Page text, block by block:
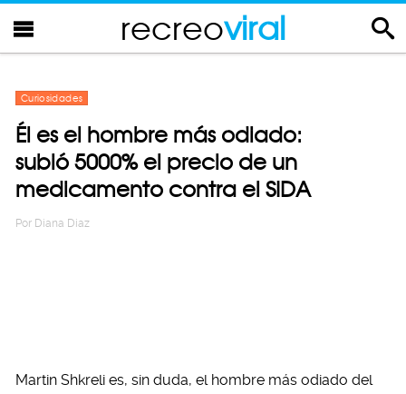
recreoviral
Curiosidades
Él es el hombre más odiado:
subió 5000% el precio de un
medicamento contra el SIDA
Por Diana Diaz
Martin Shkreli es, sin duda, el hombre más odiado del